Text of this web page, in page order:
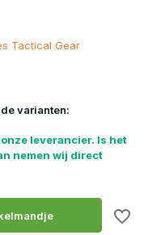
Tactical Gear
varianten:
leverancier. Is het
nemen wij direct